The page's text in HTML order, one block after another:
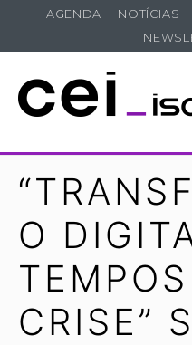
AGENDA NOTÍCIAS
O
CRISE”